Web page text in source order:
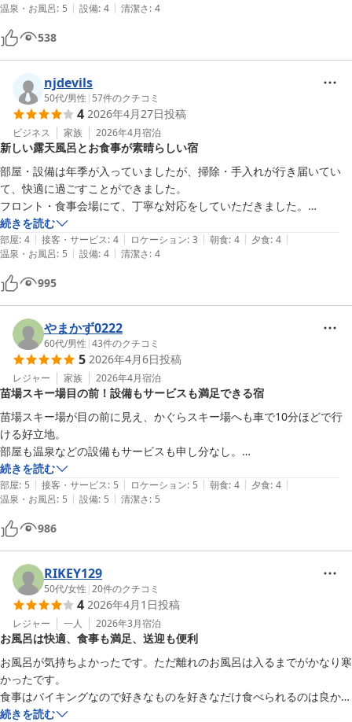
温泉・お風呂: 5 | 設備: 4 | 清潔さ: 4
538
njdevils
50代/男性 | 57件のクチコミ
4 2026年4月27日投稿
ビジネス 家族 2026年4月宿泊
新しい露天風呂とお食事が素晴らしい宿
部屋・設備は年季が入っていましたが、掃除・手入れが行き届いてい
て、快適に過ごすことができました。
フロント・食事会場にて、丁寧な対応をしていただきました。
場所は高速道路のICから1時間弱、また周囲にコンビニ等のないところ
でしたが、事前に確認していたので、特に不便は感じませんでした。
夕食・朝食ともバフェ形式でした。大規模な観光ホテルほどの種類はあ
りませんでしたが、魚沼産コシヒカリや地元の食材が美味しかったで
す。
お風呂は、最初に元からある内湯・露天・新しい露店風呂、すべてに入
りました。従業員の方も自信をもって推奨していた新しい露天風呂は、
お湯も景色も素晴らしく、夜・朝2回入りました。
総じてとてもよい宿でした。ありがとうございました。
続きを読む
部屋: 4 | 接客・サービス: 4 | ロケーション: 3 | 朝食: 4 | 夕食: 4 |
温泉・お風呂: 5 | 設備: 4 | 清潔さ: 4
995
やまかず0222
60代/男性 |43件のクチコミ
5 2026年4月6日投稿
レジャー 家族 2026年4月宿泊
苗場スキー場目の前！設備もサービスも満足できる宿
苗場スキー場が目の前に見え、かぐらスキー場へも車で10分ほどで行
ける好立地。
部屋も温泉などの設備もサービスも申し分なし。
強いて言えばバイキング形式の食事では多くの客で混雑し取りたい料理
続きを読む
部屋: 5 | 接客・サービス: 5 | ロケーション: 5 | 朝食: 4 | 夕食: 4 |
温泉・お風呂: 5 | 設備: 5 | 清潔さ: 5
986
RIKEY129
50代/女性 |20件のクチコミ
4 2026年4月1日投稿
レジャー 一人 2026年3月宿泊
お風呂は快適、食事も満足、送迎も便利
お風呂が気持ちよかったです。ただ離れのお風呂は入るまでがかなり寒
かったです。
食事はバイキングなので好きなものを好きなだけ食べられるのは良かっ
たです。
続きを読む